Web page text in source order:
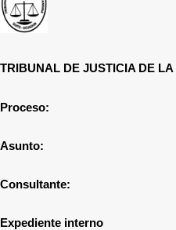
TRIBUNAL DE JUSTICIA DE
Proceso:
Asunto:
Consultante: Sección
Expediente interno